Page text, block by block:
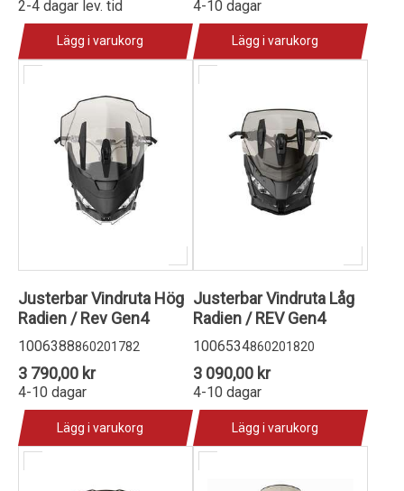
2-4 dagar lev. tid
Lägg i varukorg
4-10 dagar
Lägg i varukorg
Justerbar Vindruta Hög
Radien / Rev Gen4
1006388860201782
3 790,00 kr
4-10 dagar
Lägg i varukorg
Justerbar Vindruta Låg
Radien / REV Gen4
1006534860201820
3 090,00 kr
4-10 dagar
Lägg i varukorg